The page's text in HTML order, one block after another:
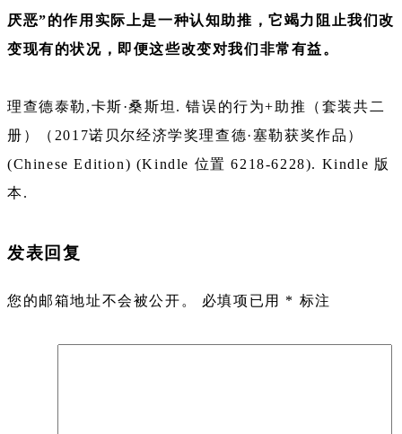
厌恶”的作用实际上是一种认知助推，它竭力阻止我们改
变现有的状况，即便这些改变对我们非常有益。
理查德泰勒,卡斯·桑斯坦. 错误的行为+助推（套装共二
册）（2017诺贝尔经济学奖理查德·塞勒获奖作品）
(Chinese Edition) (Kindle 位置 6218-6228). Kindle 版
本.
发表回复
您的邮箱地址不会被公开。 必填项已用 * 标注